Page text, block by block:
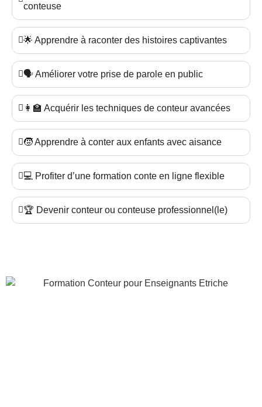
conteuse
🌟 Apprendre à raconter des histoires captivantes
🗣️ Améliorer votre prise de parole en public
👩‍🏫 Acquérir les techniques de conteur avancées
🧒 Apprendre à conter aux enfants avec aisance
💻 Profiter d’une formation conte en ligne flexible
🏆 Devenir conteur ou conteuse professionnel(le)